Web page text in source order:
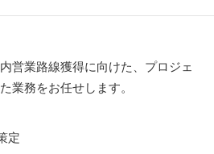
営業路線獲得に向けた、プロジェ
業務をお任せします。
定